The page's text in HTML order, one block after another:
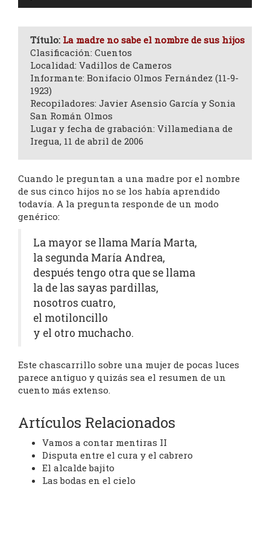
Título: La madre no sabe el nombre de sus hijos
Clasificación: Cuentos
Localidad: Vadillos de Cameros
Informante: Bonifacio Olmos Fernández (11-9-
1923)
Recopiladores: Javier Asensio García y Sonia
San Román Olmos
Lugar y fecha de grabación: Villamediana de
Iregua, 11 de abril de 2006
Cuando le preguntan a una madre por el nombre
de sus cinco hijos no se los había aprendido
todavía. A la pregunta responde de un modo
genérico:
La mayor se llama María Marta,
la segunda María Andrea,
después tengo otra que se llama
la de las sayas pardillas,
nosotros cuatro,
el motiloncillo
y el otro muchacho.
Este chascarrillo sobre una mujer de pocas luces
parece antiguo y quizás sea el resumen de un
cuento más extenso.
Artículos Relacionados
Vamos a contar mentiras II
Disputa entre el cura y el cabrero
El alcalde bajito
Las bodas en el cielo